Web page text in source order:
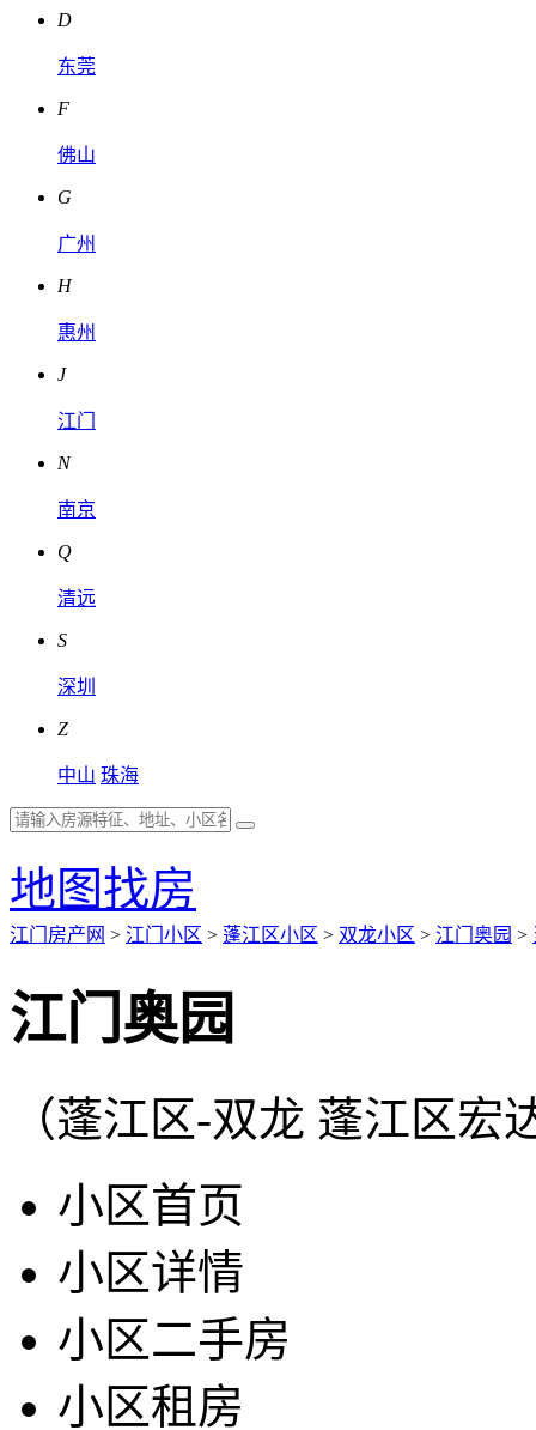
D
东莞
F
佛山
G
广州
H
惠州
J
江门
N
南京
Q
清远
S
深圳
Z
中山 珠海
地图找房
江门房产网 > 江门小区 > 蓬江区小区 > 双龙小区 > 江门奥园 >
江门奥园
（蓬江区-双龙 蓬江区
小区首页
小区详情
小区二手房
小区租房